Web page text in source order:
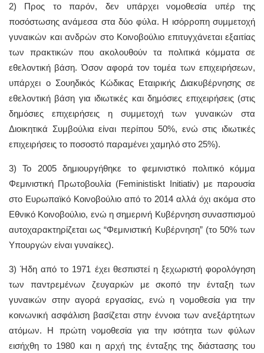
2) Προς το παρόν, δεν υπάρχει νομοθεσία υπέρ της
ποσόστωσης ανάμεσα στα δύο φύλα. Η ισόρροπη συμμετοχή
γυναικών και ανδρών στο Κοινοβούλιο επιτυγχάνεται εξαιτίας
των πρακτικών που ακολουθούν τα πολιτικά κόμματα σε
εθελοντική βάση. Όσον αφορά τον τομέα των επιχειρήσεων,
υπάρχει ο Σουηδικός Κώδικας Εταιρικής Διακυβέρνησης σε
εθελοντική βάση για ιδιωτικές και δημόσιες επιχειρήσεις (στις
δημόσιες επιχειρήσεις η συμμετοχή των γυναικών στα
Διοικητικά Συμβούλια είναι περίπου 50%, ενώ στις ιδιωτικές
επιχειρήσεις το ποσοστό παραμένει χαμηλό στο 25%).
3) Το 2005 δημιουργήθηκε το φεμινιστικό πολιτικό κόμμα
Φεμινιστική Πρωτοβουλία (Feministiskt Initiativ) με παρουσία
στο Ευρωπαϊκό Κοινοβούλιο από το 2014 αλλά όχι ακόμα στο
Εθνικό Κοινοβούλιο, ενώ η σημερινή Κυβέρνηση συνασπισμού
αυτοχαρακτηρίζεται ως “Φεμινιστική Κυβέρνηση” (το 50% των
Υπουργών είναι γυναίκες).
3) Ήδη από το 1971 έχει θεσπιστεί η ξεχωριστή φορολόγηση
των παντρεμένων ζευγαριών με σκοπό την ένταξη των
γυναικών στην αγορά εργασίας, ενώ η νομοθεσία για την
κοινωνική ασφάλιση βασίζεται στην έννοια των ανεξάρτητων
ατόμων. Η πρώτη νομοθεσία για την ισότητα των φύλων
εισήχθη το 1980 και η αρχή της ένταξης της διάστασης του